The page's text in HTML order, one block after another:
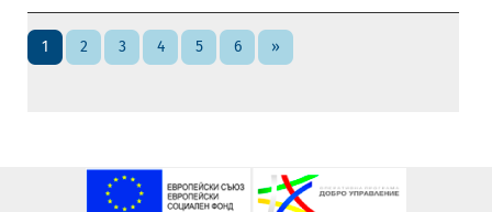
1 2 3 4 5 6 »